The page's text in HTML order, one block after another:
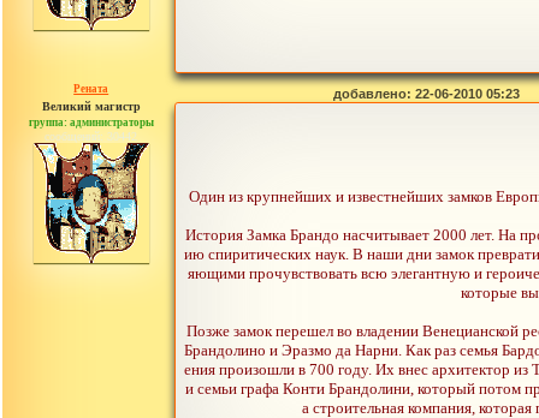
Рената
Великий магистр
группа: администраторы
сообщений: 30442
добавлено: 22-06-2010 05:23
Один из крупнейших и известнейших замков
История Замка Брандо насчитывает 2000 лет. На
ию спиритических наук. В наши дни замок
яющими прочувствовать всю элегантную и
которые
Позже замок перешел во владении Венецианской
Брандолино и Эразмо да Нарни. Как раз семья
ения произошли в 700 году. Их внес архитектор из
и семьи графа Конти Брандолини, который потом
а строительная компания,